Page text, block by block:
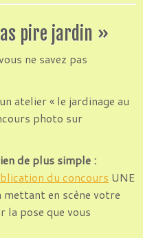
pire jardin »
ne savez pas
atelier « le jardinage au
photo sur
de plus simple :
du concours UNE
en scène votre
la pose que vous